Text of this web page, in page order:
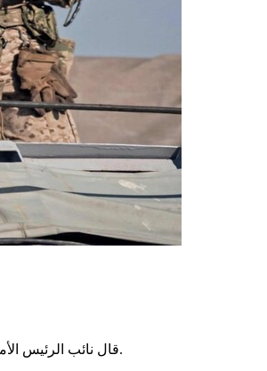
قال نائب الرئيس الأميركي جي دي فانس، إن الرئيس دونالد ترمب لن يتراجع عن مواجهة الاحتجاجات في لوس أنجلوس، التي تنتقل شرارتها إلى مدن وولايات أخرى في الولايات المتحدة.